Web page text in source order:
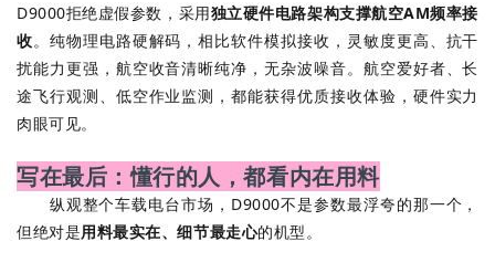
D9000拒绝虚假参数，采用独立硬件电路架构支撑航空AM频率接
收。纯物理电路硬解码，相比软件模拟接收，灵敏度更高、抗干
扰能力更强，航空收音清晰纯净，无杂波噪音。航空爱好者、长
途飞行观测、低空作业监测，都能获得优质接收体验，硬件实力
肉眼可见。
写在最后：懂行的人，都看内在用料
纵观整个车载电台市场，D9000不是参数最浮夸的那一个，
但绝对是用料最实在、细节最走心的机型。